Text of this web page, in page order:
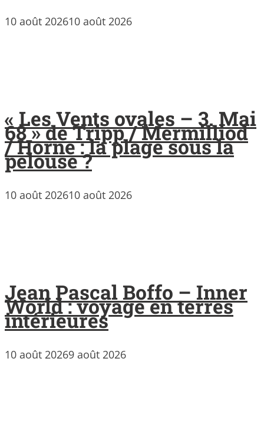
10 août 202610 août 2026
« Les Vents ovales – 3. Mai
68 » de Tripp / Mermilliod
/ Horne : la plage sous la
pelouse ?
10 août 202610 août 2026
Jean Pascal Boffo – Inner
World : voyage en terres
intérieures
10 août 20269 août 2026